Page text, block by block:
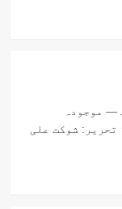
موجودہ
تحریر: شوکت علی